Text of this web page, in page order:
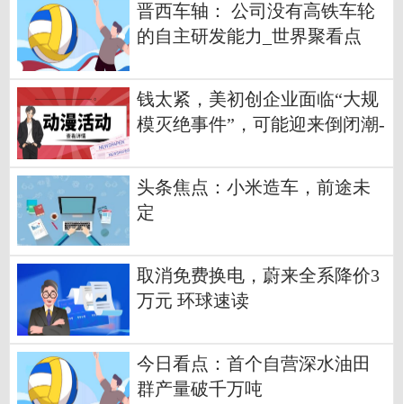
晋西车轴： 公司没有高铁车轮
的自主研发能力_世界聚看点
钱太紧，美初创企业面临“大规
模灭绝事件”，可能迎来倒闭潮-
头条焦点：小米造车，前途未
定
取消免费换电，蔚来全系降价3
万元 环球速读
今日看点：首个自营深水油田
群产量破千万吨